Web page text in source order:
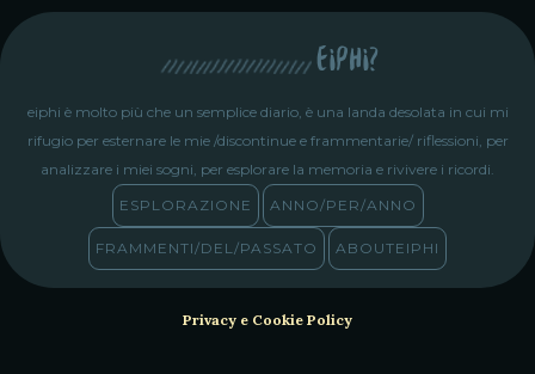
eiphi?
eiphi è molto più che un semplice diario, è una landa desolata in cui mi
rifugio per esternare le mie /discontinue e frammentarie/ riflessioni, per
analizzare i miei sogni, per esplorare la memoria e rivivere i ricordi.
ESPLORAZIONE
ANNO/PER/ANNO
FRAMMENTI/DEL/PASSATO ABOUTEIPHI
Privacy e Cookie Policy